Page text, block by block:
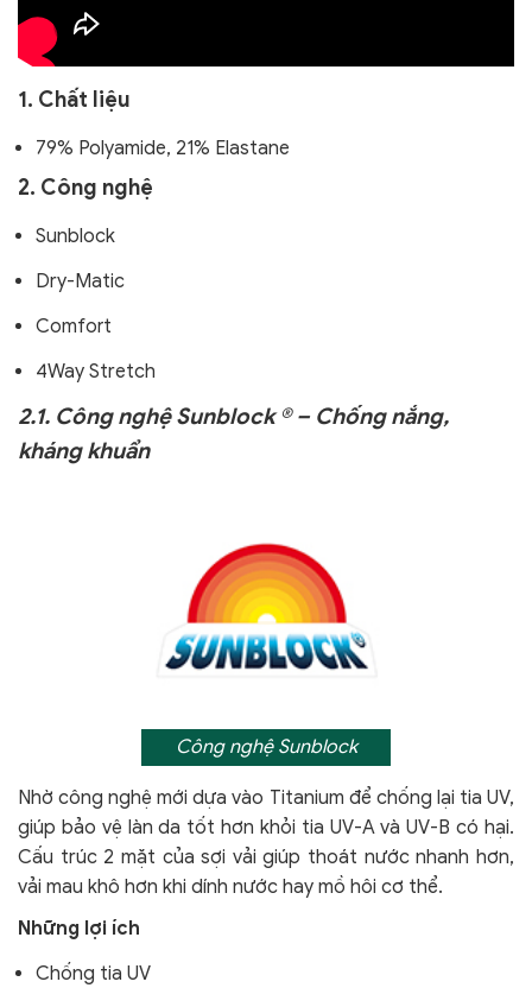
1. Chất liệu
79% Polyamide, 21% Elastane
2. Công nghệ
Sunblock
Dry-Matic
Comfort
4Way Stretch
2.1. Công nghệ Sunblock ® – Chống nắng,
kháng khuẩn
Công nghệ Sunblock
Nhờ công nghệ mới dựa vào Titanium để chống lại tia UV,
giúp bảo vệ làn da tốt hơn khỏi tia UV-A và UV-B có hại.
Cấu trúc 2 mặt của sợi vải giúp thoát nước nhanh hơn,
vải mau khô hơn khi dính nước hay mồ hôi cơ thể.
Những lợi ích
Chống tia UV